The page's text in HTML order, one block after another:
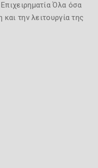
Όλα όσα
την λειτουργία της